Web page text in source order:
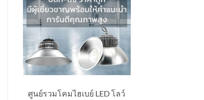
ศูนย์รวมโคมไฮเบย์ LED โลว์